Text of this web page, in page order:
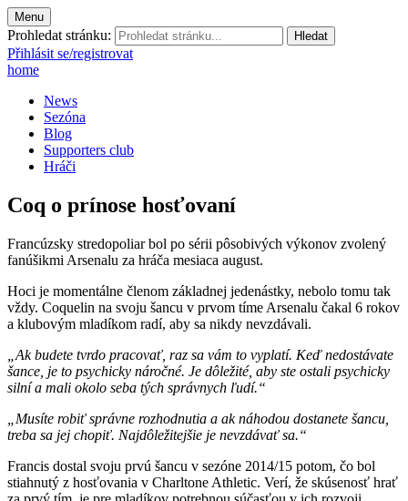
Menu
Prohledat stránku:
Přihlásit se/registrovat
home
News
Sezóna
Blog
Supporters club
Hráči
Coq o prínose hosťovaní
Francúzsky stredopoliar bol po sérii pôsobivých výkonov zvolený
fanúšikmi Arsenalu za hráča mesiaca august.
Hoci je momentálne členom základnej jedenástky, nebolo tomu tak
vždy. Coquelin na svoju šancu v prvom tíme Arsenalu čakal 6 rokov
a klubovým mladíkom radí, aby sa nikdy nevzdávali.
„Ak budete tvrdo pracovať, raz sa vám to vyplatí. Keď nedostávate
šance, je to psychicky náročné. Je dôležité, aby ste ostali psychicky
silní a mali okolo seba tých správnych ľudí.“
„Musíte robiť správne rozhodnutia a ak náhodou dostanete šancu,
treba sa jej chopiť. Najdôležitejšie je nevzdávať sa.“
Francis dostal svoju prvú šancu v sezóne 2014/15 potom, čo bol
stiahnutý z hosťovania v Charltone Athletic. Verí, že skúsenosť hrať